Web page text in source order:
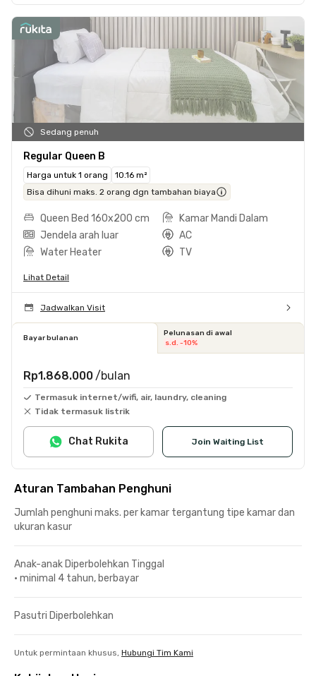
Sedang penuh
Regular Queen B
Harga untuk 1 orang
10.16 m²
Bisa dihuni maks. 2 orang dgn tambahan biaya
Queen Bed 160x200 cm
Kamar Mandi Dalam
Jendela arah luar
AC
Water Heater
TV
Lihat Detail
Jadwalkan Visit
Bayar bulanan
Pelunasan di awal
s.d. -10%
Rp1.868.000 /bulan
Termasuk internet/wifi, air, laundry, cleaning
Tidak termasuk listrik
Join Waiting List
Chat Rukita
Aturan Tambahan Penghuni
Jumlah penghuni maks. per kamar tergantung tipe kamar dan
ukuran kasur
Anak-anak Diperbolehkan Tinggal
• minimal 4 tahun, berbayar
Pasutri Diperbolehkan
Untuk permintaan khusus, Hubungi Tim Kami